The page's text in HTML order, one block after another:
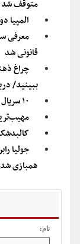
متوقف شد
المپیا
قانونی شد
چراغ
ببینید/
۱۰ سریال برتر سال ۲۰۲۰ از سوی IMDB معرفی شد
جولیا
همبازی
نام: